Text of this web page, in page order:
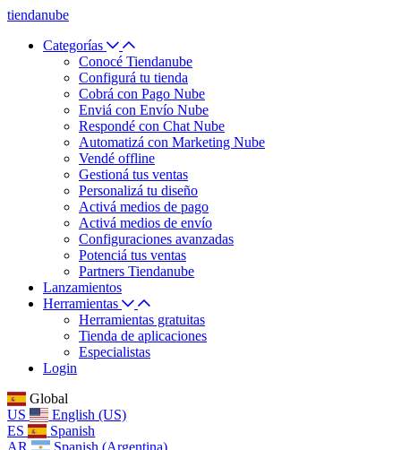
tiendanube
Categorías
Conocé Tiendanube
Configurá tu tienda
Cobrá con Pago Nube
Enviá con Envío Nube
Respondé con Chat Nube
Automatizá con Marketing Nube
Vendé offline
Gestioná tus ventas
Personalizá tu diseño
Activá medios de pago
Activá medios de envío
Configuraciones avanzadas
Potenciá tus ventas
Partners Tiendanube
Lanzamientos
Herramientas
Herramientas gratuitas
Tienda de aplicaciones
Especialistas
Login
Global
US
English (US)
ES
Spanish
AR
Spanish (Argentina)